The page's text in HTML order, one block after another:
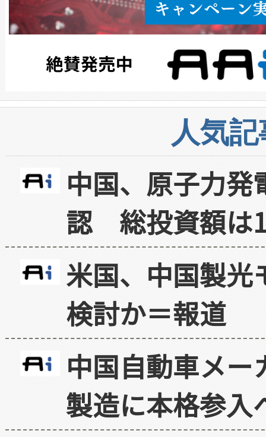
人気
中国、原子力
認 総投資額は
米国、中国製光
検討か＝報道
中国自動車メ
製造に本格参入